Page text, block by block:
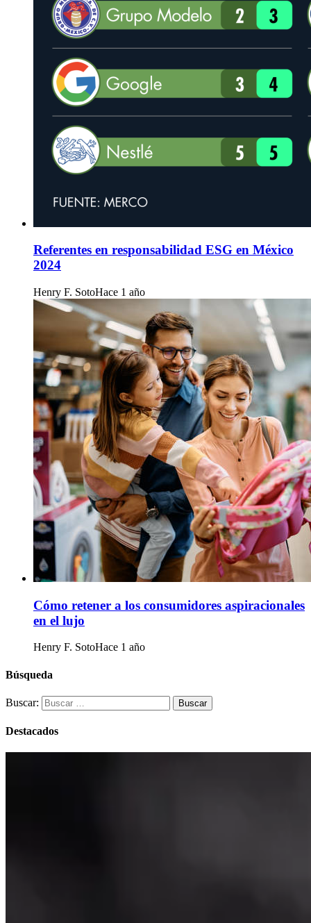
Referentes en responsabilidad ESG en México
2024
Henry F. SotoHace 1 año
Cómo retener a los consumidores aspiracionales
en el lujo
Henry F. SotoHace 1 año
Búsqueda
Buscar:
Destacados